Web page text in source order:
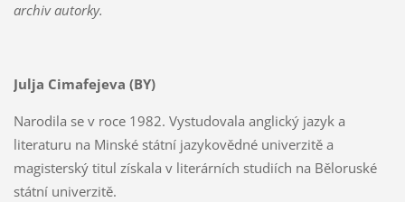
archiv autorky.
Julja Cimafejeva (BY)
Narodila se v roce 1982. Vystudovala anglický jazyk a
literaturu na Minské státní jazykovědné univerzitě a
magisterský titul získala v literárních studiích na Běloruské
státní univerzitě.